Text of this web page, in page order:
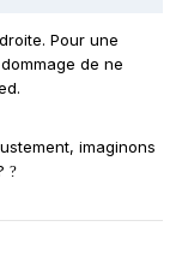
Pour une
de ne
imaginons
?